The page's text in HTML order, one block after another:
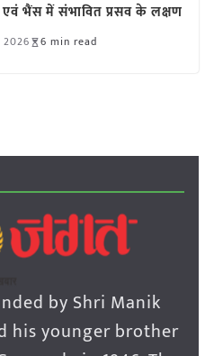
एवं भैंस में संभावित प्रसव के लक्षण
6 min read
by Shri Manik
his younger brother